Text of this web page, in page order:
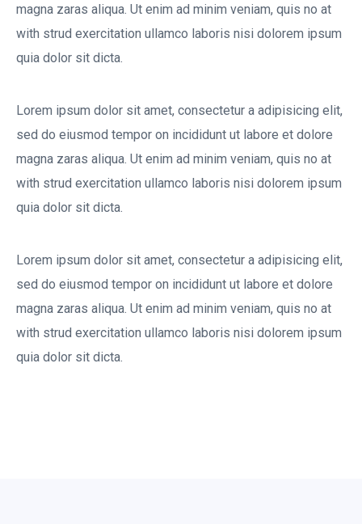
magna zaras aliqua. Ut enim ad minim veniam, quis no at
with strud exercitation ullamco laboris nisi dolorem ipsum
quia dolor sit dicta.
Lorem ipsum dolor sit amet, consectetur a adipisicing elit,
sed do eiusmod tempor on incididunt ut labore et dolore
magna zaras aliqua. Ut enim ad minim veniam, quis no at
with strud exercitation ullamco laboris nisi dolorem ipsum
quia dolor sit dicta.
Lorem ipsum dolor sit amet, consectetur a adipisicing elit,
sed do eiusmod tempor on incididunt ut labore et dolore
magna zaras aliqua. Ut enim ad minim veniam, quis no at
with strud exercitation ullamco laboris nisi dolorem ipsum
quia dolor sit dicta.